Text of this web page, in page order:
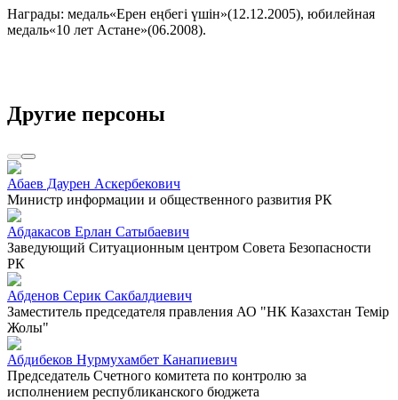
Награды: медаль«Ерен еңбегі үшін»(12.12.2005), юбилейная
медаль«10 лет Астане»(06.2008).
Другие персоны
Абаев Даурен Аскербекович
Министр информации и общественного развития РК
Абдакасов Ерлан Сатыбаевич
Заведующий Ситуационным центром Совета Безопасности
РК
Абденов Серик Сакбалдиевич
Заместитель председателя правления АО "НК Казахстан Темiр
Жолы"
Абдибеков Нурмухамбет Канапиевич
Председатель Счетного комитета по контролю за
исполнением республиканского бюджета